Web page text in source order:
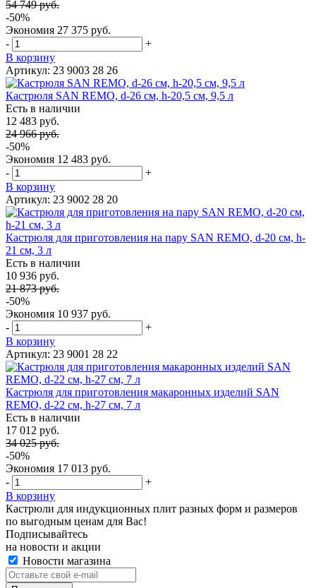
54 749 руб.
-50%
Экономия 27 375 руб.
-
+
В корзину
Артикул: 23 9003 28 26
Кастрюля SAN REMO, d-26 см, h-20,5 см, 9,5 л
Есть в наличии
12 483 руб.
24 966 руб.
-50%
Экономия 12 483 руб.
-
+
В корзину
Артикул: 23 9002 28 20
Кастрюля для приготовления на пару SAN REMO, d-20 см, h-
21 см, 3 л
Есть в наличии
10 936 руб.
21 873 руб.
-50%
Экономия 10 937 руб.
-
+
В корзину
Артикул: 23 9001 28 22
Кастрюля для приготовления макаронных изделий SAN
REMO, d-22 см, h-27 см, 7 л
Есть в наличии
17 012 руб.
34 025 руб.
-50%
Экономия 17 013 руб.
-
+
В корзину
Кастрюли для индукционных плит разных форм и размеров
по выгодным ценам для Вас!
Подписывайтесь
на новости и акции
Новости магазина